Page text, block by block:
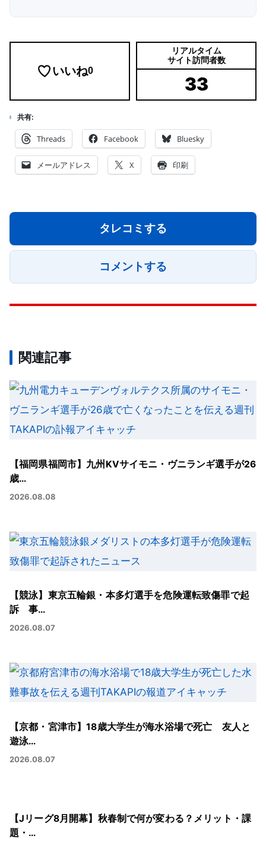
いいね0
リアルタイム
サイト訪問者数
33
共有:
Threads Facebook Bluesky
メールアドレス X 印刷
タレコミする
コメントする
関連記事
【福岡県福岡市】九州KVサイモニ・ヴニランギ選手が26
歳…
2026.08.08
【競泳】東京五輪銀・本多灯選手を危険運転致傷罪で起
訴 事…
2026.08.07
【京都・宮津市】18歳大学生が海水浴場で死亡 友人と
遊泳…
2026.08.07
【Jリーグ8月開幕】秋春制で何が変わる？メリット・課
題・…